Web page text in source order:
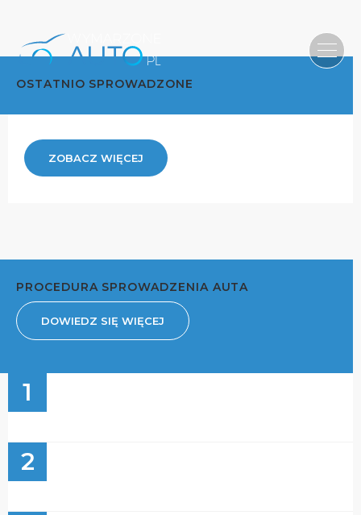
OSTATNIO SPROWADZONE
ZOBACZ WIĘCEJ
PROCEDURA SPROWADZENIA AUTA
DOWIEDZ SIĘ WIĘCEJ
1
2